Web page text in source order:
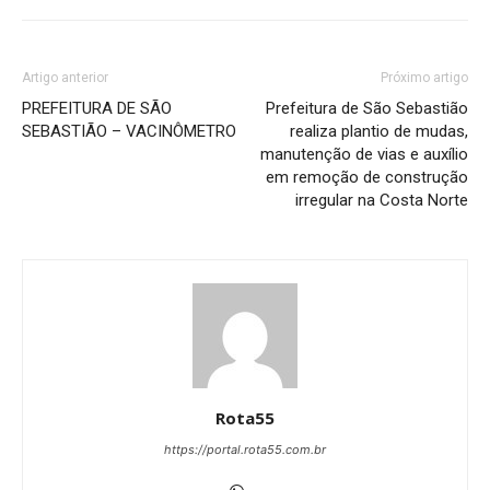
Artigo anterior
PREFEITURA DE SÃO
SEBASTIÃO – VACINÔMETRO
Próximo artigo
Prefeitura de São Sebastião
realiza plantio de mudas,
manutenção de vias e auxílio
em remoção de construção
irregular na Costa Norte
Rota55
https://portal.rota55.com.br